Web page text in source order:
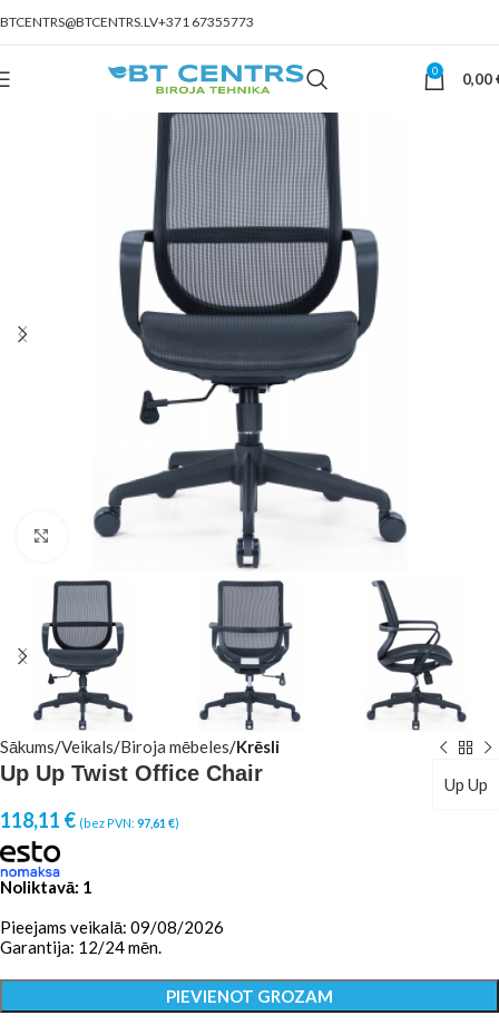
BTCENTRS@BTCENTRS.LV+371 67355773
0 0,00
Click to enlarge
Sākums Veikals Biroja mēbeles Krēsli
Up Up Twist Office Chair Up Up
118,11 € (bez PVN: 97,61 €)
Noliktavā: 1
Pieejams veikalā: 09/08/2026
Garantija: 12/24 mēn.
PIEVIENOT GROZAM